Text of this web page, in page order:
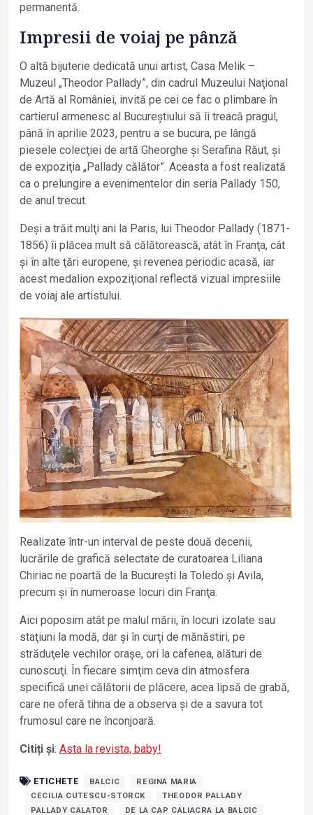
permanentă.
Impresii de voiaj pe pânză
O altă bijuterie dedicată unui artist, Casa Melik –
Muzeul „Theodor Pallady”, din cadrul Muzeului Naţional
de Artă al României, invită pe cei ce fac o plimbare în
cartierul armenesc al Bucureștiului să îi treacă pragul,
până în aprilie 2023, pentru a se bucura, pe lângă
piesele colecţiei de artă Gheorghe și Serafina Răut, și
de expoziţia „Pallady călător”. Aceasta a fost realizată
ca o prelungire a evenimentelor din seria Pallady 150,
de anul trecut.
Deși a trăit mulţi ani la Paris, lui Theodor Pallady (1871-
1856) îi plăcea mult să călătorească, atât în Franţa, cât
și în alte ţări europene, și revenea periodic acasă, iar
acest medalion expoziţional reflectă vizual impresiile
de voiaj ale artistului.
Realizate într-un interval de peste două decenii,
lucrările de grafică selectate de curatoarea Liliana
Chiriac ne poartă de la București la Toledo și Avila,
precum și în numeroase locuri din Franţa.
Aici poposim atât pe malul mării, în locuri izolate sau
staţiuni la modă, dar și în curţi de mănăstiri, pe
străduţele vechilor orașe, ori la cafenea, alături de
cunoscuţi. În fiecare simţim ceva din atmosfera
specifică unei călătorii de plăcere, acea lipsă de grabă,
care ne oferă tihna de a observa și de a savura tot
frumosul care ne înconjoară.
Citiți și: Asta la revista, baby!
ETICHETE BALCIC
REGINA MARIA
CECILIA CUTESCU-STORCK
THEODOR PALLADY
PALLADY CALATOR
DE LA CAP CALIACRA LA BALCIC